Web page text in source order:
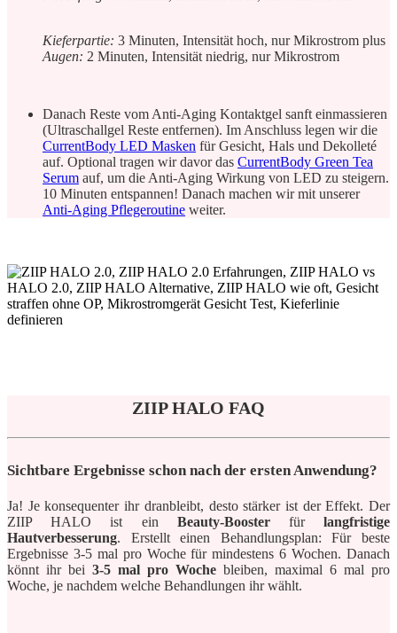
Kieferpartie: 3 Minuten, Intensität hoch, nur Mikrostrom plus
Augen: 2 Minuten, Intensität niedrig, nur Mikrostrom
Danach Reste vom Anti-Aging Kontaktgel sanft einmassieren
(Ultraschallgel Reste entfernen). Im Anschluss legen wir die
CurrentBody LED Masken für Gesicht, Hals und Dekolleté
auf. Optional tragen wir davor das CurrentBody Green Tea
Serum auf, um die Anti-Aging Wirkung von LED zu steigern.
10 Minuten entspannen! Danach machen wir mit unserer
Anti-Aging Pflegeroutine weiter.
ZIIP HALO FAQ
Sichtbare Ergebnisse schon nach der ersten Anwendung?
Ja! Je konsequenter ihr dranbleibt, desto stärker ist der Effekt. Der
ZIIP HALO ist ein Beauty-Boosterfürlangfristige
Hautverbesserung. Erstellt einen Behandlungsplan: Für beste
Ergebnisse 3-5 mal pro Woche für mindestens 6 Wochen. Danach
könnt ihr bei 3-5 mal pro Woche bleiben, maximal 6 mal pro
Woche, je nachdem welche Behandlungen ihr wählt.